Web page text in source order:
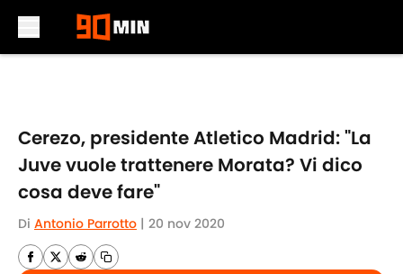
Cerezo, presidente Atletico Madrid: "La
Juve vuole trattenere Morata? Vi dico
cosa deve fare"
Di Antonio Parrotto | 20 nov 2020